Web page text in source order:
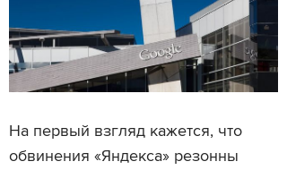
На первый взгляд кажется, что
обвинения «Яндекса» резонны